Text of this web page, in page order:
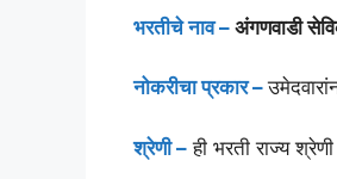
भरतीचे नाव – अंगणवाडी
नोकरीचा प्रकार –
श्रेणी – ही भरती राज्य